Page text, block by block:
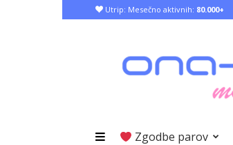
Utrip: Mesečno aktivnih: 80.000+
Zgodbe parov